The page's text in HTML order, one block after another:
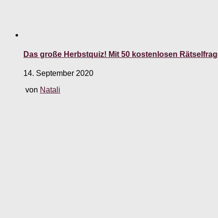
Das große Herbstquiz! Mit 50 kostenlosen
14. September 2020
von Natali